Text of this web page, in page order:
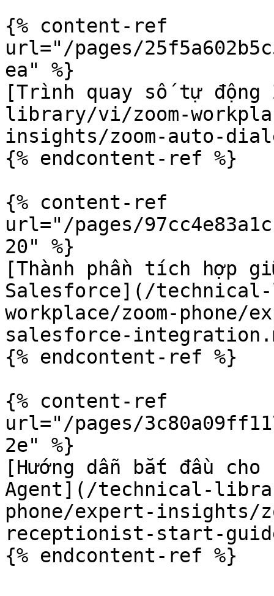
{% content-ref
url="/pages/
ea" %}
[Trình quay số tự
library/vi/zoom-
insights/zoom-auto-
{% endcontent-ref %}
{% content-ref
url="/pages/
20" %}
[Thành phần tích hợp
Salesforce](/
workplace/zoom-phone/
salesforce-
{% endcontent-ref %}
{% content-ref
url="/pages/
2e" %}
[Hướng dẫn bắt đầu
Agent](/technical-
phone/expert-insights/
receptionist-start-
{% endcontent-ref %}